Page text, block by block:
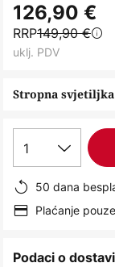
to
the
beginning
the
Stropna
126,90 €
RRP149,90 €
uklj. PDV
1
50 dana
Plaćanje
Podaci o dostavi